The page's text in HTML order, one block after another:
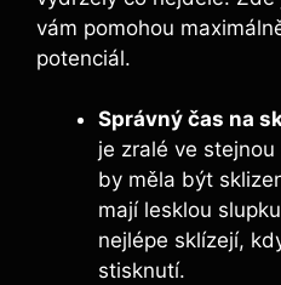
vám pomohou
potenciál.
Správný čas na
je zralé ve
by měla být
mají lesklou
nejlépe sklízejí,
stisknutí.